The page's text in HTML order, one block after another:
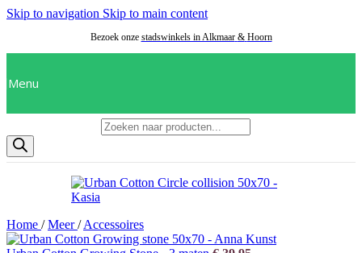
Skip to navigation Skip to main content
Bezoek onze stadswinkels in Alkmaar & Hoorn
Menu
Home / Meer/ Accessoires